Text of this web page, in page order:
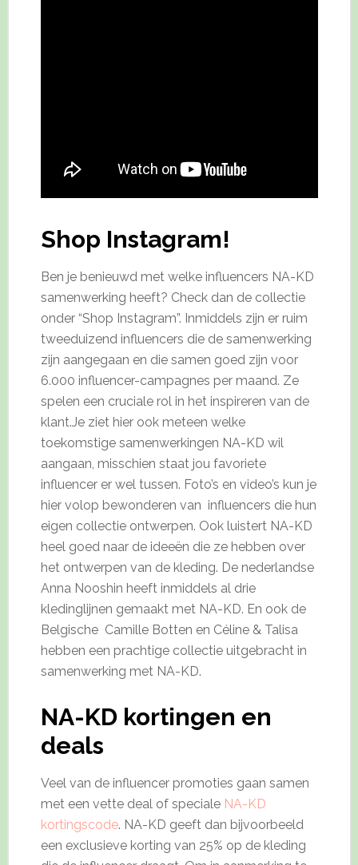
Shop Instagram!
Ben je benieuwd met welke influencers NA-KD
samenwerking heeft? Check dan de collectie
onder “Shop Instagram”. Inmiddels zijn er ruim
tweeduizend influencers die de samenwerking
zijn aangegaan en die samen goed zijn voor
6.000 influencer-campagnes per maand. Ze
spelen een cruciale rol in het inspireren van de
klant.Je ziet hier ook meteen welke
toekomstige samenwerkingen NA-KD wil
aangaan, misschien staat jou favoriete
influencer er wel tussen. Foto’s en video’s kun je
hier volop bewonderen van influencers die hun
eigen collectie ontwerpen. Ook luistert NA-KD
heel goed naar de ideeën die ze hebben over
het ontwerpen van de kleding. De nederlandse
Anna Nooshin heeft inmiddels al drie
kledinglijnen gemaakt met NA-KD. En ook de
Belgische Camille Botten en Céline & Talisa
hebben een prachtige collectie uitgebracht in
samenwerking met NA-KD.
NA-KD kortingen en
deals
Veel van de influencer promoties gaan samen
met een vette deal of speciale NA-KD
kortingscode. NA-KD geeft dan bijvoorbeeld
een exclusieve korting van 25% op de kleding